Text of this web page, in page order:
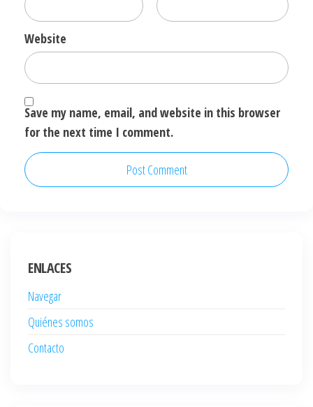
Website
Save my name, email, and website in this browser
for the next time I comment.
ENLACES
Navegar
Quiénes somos
Contacto